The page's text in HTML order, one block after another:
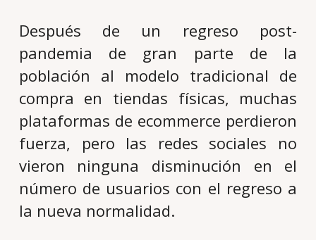
Después de un regreso post-
pandemia de gran parte de la
población al modelo tradicional de
compra en tiendas físicas, muchas
plataformas de ecommerce perdieron
fuerza, pero las redes sociales no
vieron ninguna disminución en el
número de usuarios con el regreso a
la nueva normalidad.